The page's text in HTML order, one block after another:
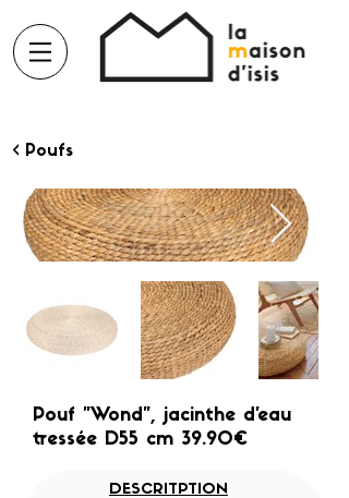
< Poufs
Pouf "Wond", jacinthe d'eau
tressée D55 cm 39.90€
DESCRITPTION